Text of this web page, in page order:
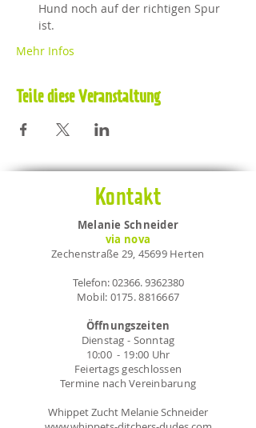
Hund noch auf der richtigen Spur
ist.
Mehr Infos
Teile diese Veranstaltung
Kontakt
Melanie Schneider
via nova
Zechenstraße 29, 45699 Herten
Telefon:02366. 9362380
Mobil: 0175. 8816667
Öffnungszeiten
Dienstag - Sonntag
10:00 - 19:00 Uhr
Feiertags geschlossen
Termine nach Vereinbarung
Whippet Zucht Melanie Schneider